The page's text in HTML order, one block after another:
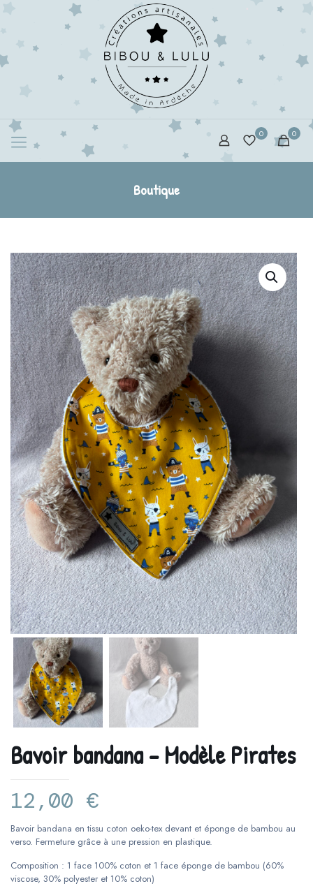
0 0
Boutique
Bavoir bandana – Modèle Pirates
12,00 €
Bavoir bandana en tissu coton oeko-tex devant et éponge de bambou au
verso. Fermeture grâce à une pression en plastique.
Composition : 1 face 100% coton et 1 face éponge de bambou (60%
viscose, 30% polyester et 10% coton)